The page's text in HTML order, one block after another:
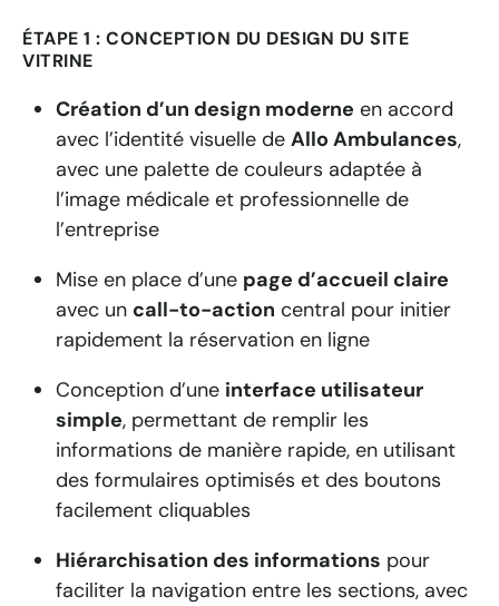
ÉTAPE 1 : CONCEPTION DU DESIGN DU SITE
VITRINE
Création d’un design moderne en accord
avec l’identité visuelle de Allo Ambulances,
avec une palette de couleurs adaptée à
l’image médicale et professionnelle de
l’entreprise
Mise en place d’une page d’accueil claire
avec un call-to-action central pour initier
rapidement la réservation en ligne
Conception d’une interface utilisateur
simple, permettant de remplir les
informations de manière rapide, en utilisant
des formulaires optimisés et des boutons
facilement cliquables
Hiérarchisation des informations pour
faciliter la navigation entre les sections, avec